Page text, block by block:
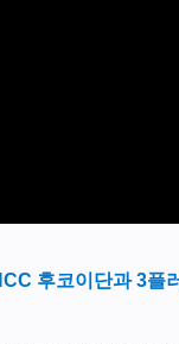
후코이단과 3플